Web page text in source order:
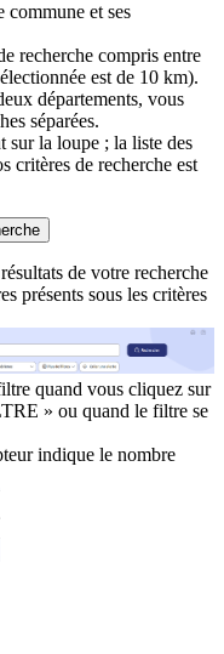
commune et ses
recherche compris entre
est de 10 km).
départements, vous
séparées.
sur la loupe ; la liste des
critères de recherche est
de votre recherche
présents sous les critères
quand vous cliquez sur
» ou quand le filtre se
indique le nombre